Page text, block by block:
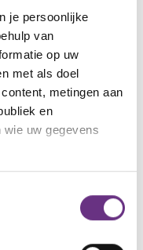
je persoonlijke
van
op uw
met als doel
metingen aan
en
uw gegevens
geografische
het actief te
van